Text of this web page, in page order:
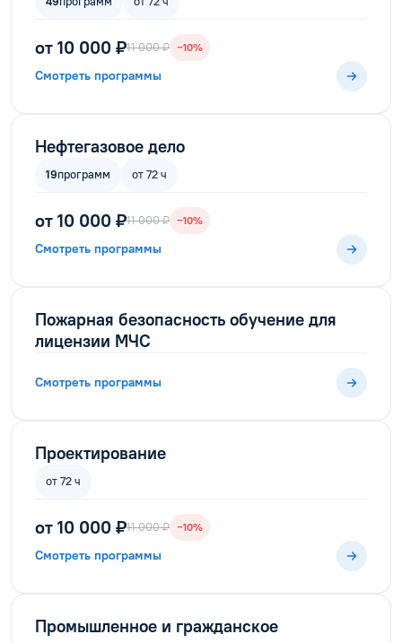
от 10 000 ₽11 000 ₽ −10%
Смотреть программы
Нефтегазовое дело
19программ от 72 ч
от 10 000 ₽11 000 ₽ −10%
Смотреть программы
Пожарная безопасность обучение для
лицензии МЧС
Смотреть программы
Проектирование
от 72 ч
от 10 000 ₽11 000 ₽ −10%
Смотреть программы
Промышленное и гражданское